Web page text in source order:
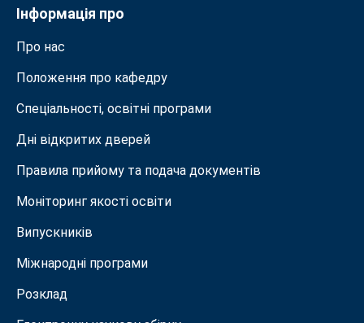
Інформація про
Про нас
Положення про кафедру
Спеціальності, освітні програми
Дні відкритих дверей
Правила прийому та подача документiв
Моніторинг якості освіти
Випускників
Міжнародні програми
Розклад